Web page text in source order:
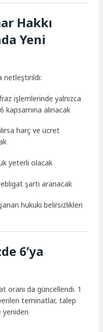
Hakkı
Yeni
netleştirildi:
işlemlerinde yalnızca
kapsamına alınacak
harç ve ücret
yeterli olacak
şartı aranacak
hukuki belirsizlikleri
6’ya
oranı da güncellendi. 1
teminatlar, talep
yeniden